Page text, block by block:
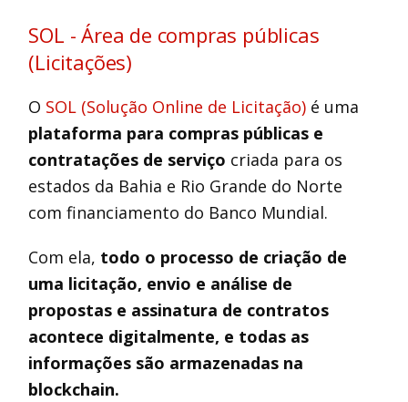
SOL - Área de compras públicas
(Licitações)
O SOL (Solução Online de Licitação) é uma
plataforma para compras públicas e
contratações de serviço criada para os
estados da Bahia e Rio Grande do Norte
com financiamento do Banco Mundial.
Com ela, todo o processo de criação de
uma licitação, envio e análise de
propostas e assinatura de contratos
acontece digitalmente, e todas as
informações são armazenadas na
blockchain.